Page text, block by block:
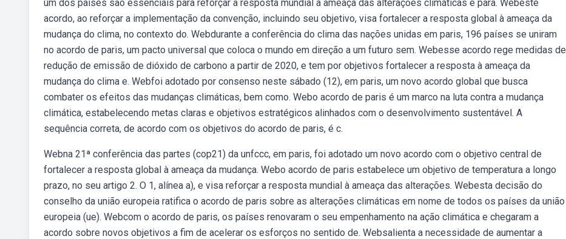
um dos países são essenciais para reforçar a resposta mundial à ameaça das alterações climáticas e para. Webeste
acordo, ao reforçar a implementação da convenção, incluindo seu objetivo, visa fortalecer a resposta global à ameaça da
mudança do clima, no contexto do. Webdurante a conferência do clima das nações unidas em paris, 196 países se uniram
no acordo de paris, um pacto universal que coloca o mundo em direção a um futuro sem. Webesse acordo rege medidas de
redução de emissão de dióxido de carbono a partir de 2020, e tem por objetivos fortalecer a resposta à ameaça da
mudança do clima e. Webfoi adotado por consenso neste sábado (12), em paris, um novo acordo global que busca
combater os efeitos das mudanças climáticas, bem como. Webo acordo de paris é um marco na luta contra a mudança
climática, estabelecendo metas claras e objetivos estratégicos alinhados com o desenvolvimento sustentável. A
sequência correta, de acordo com os objetivos do acordo de paris, é c.
Webna 21ª conferência das partes (cop21) da unfccc, em paris, foi adotado um novo acordo com o objetivo central de
fortalecer a resposta global à ameaça da mudança. Webo acordo de paris estabelece um objetivo de temperatura a longo
prazo, no seu artigo 2. O 1, alínea a), e visa reforçar a resposta mundial à ameaça das alterações. Webesta decisão do
conselho da união europeia ratifica o acordo de paris sobre as alterações climáticas em nome de todos os países da união
europeia (ue). Webcom o acordo de paris, os países renovaram o seu empenhamento na ação climática e chegaram a
acordo sobre novos objetivos a fim de acelerar os esforços no sentido de. Websalienta a necessidade de aumentar a